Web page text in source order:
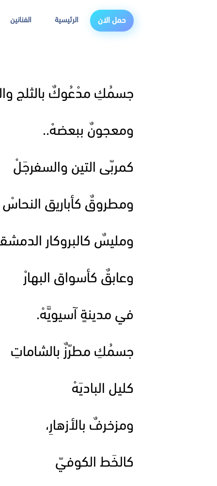
حمل الان الرئيسية الفنانين
جسمُكِ مدْعُوكٌ بالثلج
ومعجونٌ ببعضهْ..
كمربّى التين والسفرجَلْ
ومطروقٌ كأباريق النحاسْ
ومليسٌ كالبروكار
وعابقٌ كأسواق البهارْ
في مدينةٍ آسيويَّهْ.
جسمُكِ مطرّزٌ بالشاماتِ
كليل الباديَهْ
ومزخرفٌ بالأزهارِ،
كالخَط الكوفيّ